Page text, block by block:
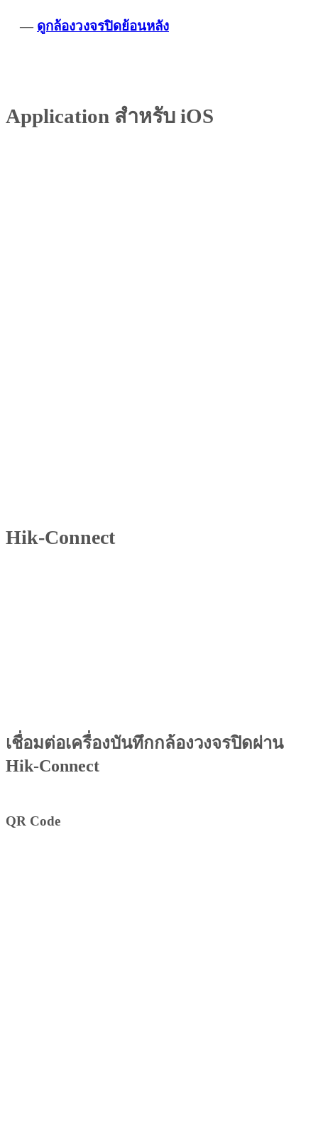
— ดูกล้องวงจรปิดย้อนหลัง
Application สำหรับ iOS
Hik-Connect
เชื่อมต่อเครื่องบันทึกกล้องวงจรปิดผ่าน
Hik-Connect
QR Code